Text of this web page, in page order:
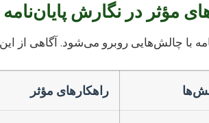
مؤثر در نگارش پایان‌نامه
با چالش‌هایی روبرو می‌شود. آگاهی از
راهکارهای مؤثر